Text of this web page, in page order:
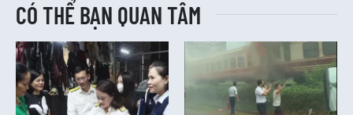
CÓ THỂ BẠN QUAN TÂM